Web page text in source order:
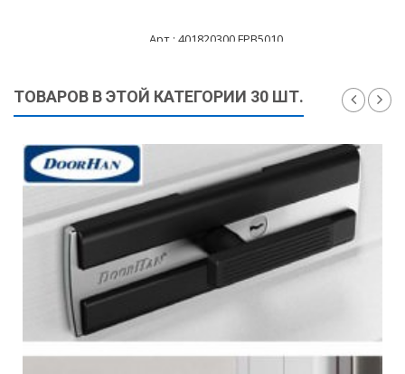
Арт.: 401820300 FPB5010
ТОВАРОВ В ЭТОЙ КАТЕГОРИИ 30 ШТ.